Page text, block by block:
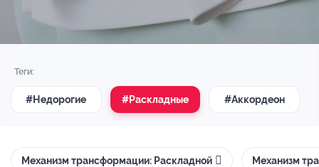
Теги:
#Недорогие #Раскладные #Аккордеон
Механизм трансформации: Раскладной Механизм